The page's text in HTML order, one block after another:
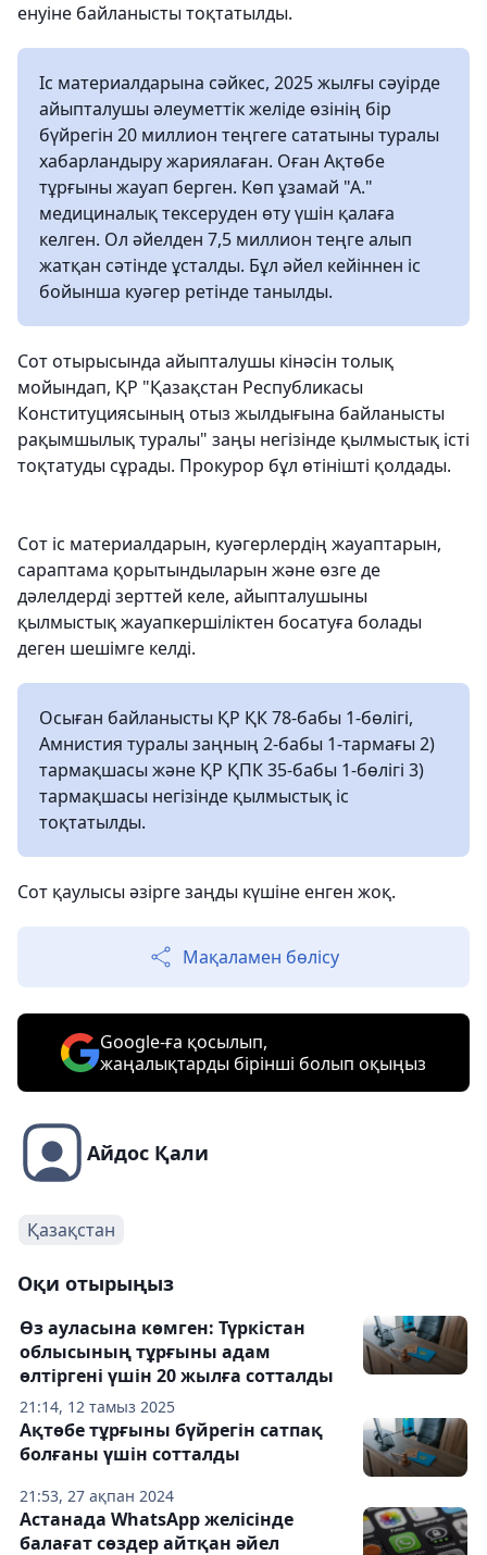
енуіне байланысты тоқтатылды.
Іс материалдарына сәйкес, 2025 жылғы сәуірде
айыпталушы әлеуметтік желіде өзінің бір
бүйрегін 20 миллион теңгеге сататыны туралы
хабарландыру жариялаған. Оған Ақтөбе
тұрғыны жауап берген. Көп ұзамай "А."
медициналық тексеруден өту үшін қалаға
келген. Ол әйелден 7,5 миллион теңге алып
жатқан сәтінде ұсталды. Бұл әйел кейіннен іс
бойынша куәгер ретінде танылды.
Сот отырысында айыпталушы кінәсін толық
мойындап, ҚР "Қазақстан Республикасы
Конституциясының отыз жылдығына байланысты
рақымшылық туралы" заңы негізінде қылмыстық істі
тоқтатуды сұрады. Прокурор бұл өтінішті қолдады.
Сот іс материалдарын, куәгерлердің жауаптарын,
сараптама қорытындыларын және өзге де
дәлелдерді зерттей келе, айыпталушыны
қылмыстық жауапкершіліктен босатуға болады
деген шешімге келді.
Осыған байланысты ҚР ҚК 78-бабы 1-бөлігі,
Амнистия туралы заңның 2-бабы 1-тармағы 2)
тармақшасы және ҚР ҚПК 35-бабы 1-бөлігі 3)
тармақшасы негізінде қылмыстық іс
тоқтатылды.
Сот қаулысы әзірге заңды күшіне енген жоқ.
Мақаламен бөлісу
Google-ға қосылып,
жаңалықтарды бірінші болып оқыңыз
Айдос Қали
Қазақстан
Оқи отырыңыз
21:14, 12 тамыз 2025
Өз ауласына көмген: Түркістан
облысының тұрғыны адам
өлтіргені үшін 20 жылға сотталды
21:53, 27 ақпан 2024
Ақтөбе тұрғыны бүйрегін сатпақ
болғаны үшін сотталды
Астанада WhatsApp желісінде
балағат сөздер айтқан әйел